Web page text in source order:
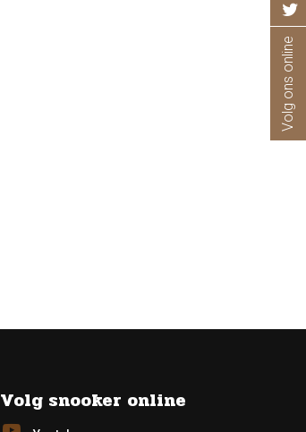
Volg ons online
Volg snooker online